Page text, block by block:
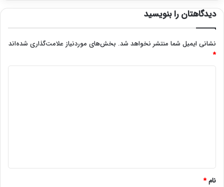
دیدگاهتان را بنویسید
نشانی ایمیل شما منتشر نخواهد شد. بخش‌های موردنیاز علامت‌گذاری شده‌اند
*
نام*